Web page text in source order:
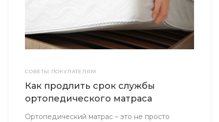
СОВЕТЫ ПОКУПАТЕЛЯМ
Как продлить срок службы
ортопедического матраса
Ортопедический матрас – это не просто